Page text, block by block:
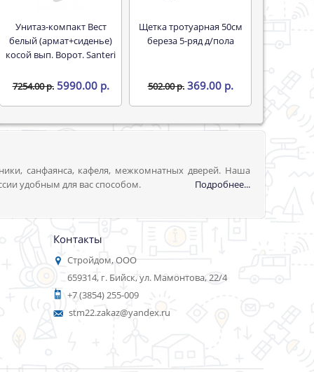
Унитаз-компакт Вест
белый (армат+сиденье)
косой вып. Ворот. Santeri
7254.00 р. 5990.00 р.
Щетка тротуарная 50см
береза 5-ряд д/пола
502.00 р. 369.00 р.
санфаянса, кафеля, межкомнатных дверей. Наша
удобным для вас способом.
Подробнее...
Контакты
Стройдом, ООО
659314, г. Бийск, ул. Мамонтова, 22/4
+7 (3854) 255-009
stm22.zakaz@yandex.ru